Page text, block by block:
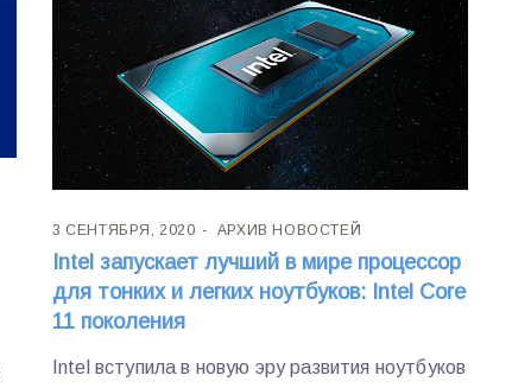
3 СЕНТЯБРЯ, 2020 АРХИВ НОВОСТЕЙ
Intel запускает лучший в мире процессор
для тонких и легких ноутбуков: Intel Core
11 поколения
Intel вступила в новую эру развития ноутбуков